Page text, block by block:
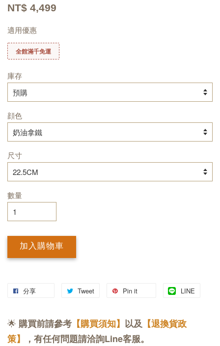
NT$ 4,499
適用優惠
全館滿千免運
庫存
顔色
尺寸
數量
加入購物車
分享 Tweet Pin it LINE
🌟 購買前請參考 【購買須知】 以及 【退換貨政
策】
，有任何問題請洽詢Line客服。